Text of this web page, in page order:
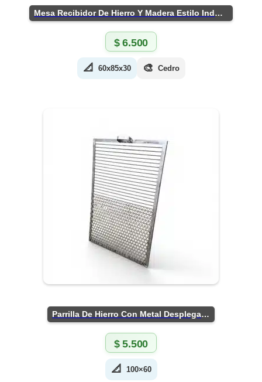
Mesa Recibidor De Hierro Y Madera Estilo Industrial
$6.500
📐 60x85x30 🎨 Cedro
Parrilla De Hierro Con Metal Desplegado
$5.500
📐 100×60